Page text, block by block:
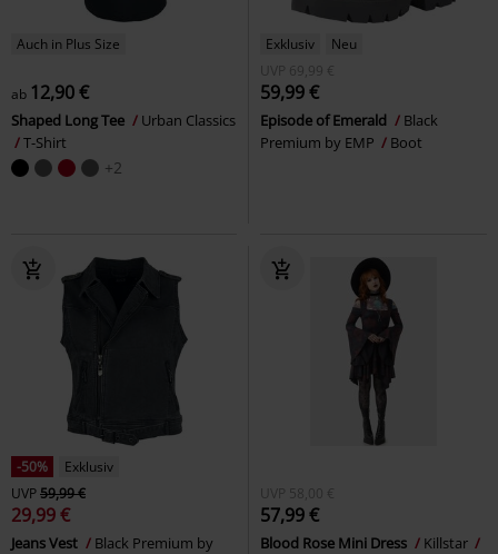
Auch in Plus Size
ab 12,90 €
Shaped Long Tee
Urban Classics
T-Shirt
+2
Exklusiv
Neu
UVP
69,99 €
59,99 €
Episode of Emerald
Black
Premium by EMP
Boot
-50%
Exklusiv
UVP59,99 €
29,99 €
Jeans Vest
Black Premium by
UVP 58,00 €
57,99 €
Blood Rose Mini Dress
Killstar